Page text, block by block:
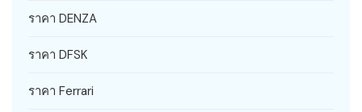
ราคา DENZA
ราคา DFSK
ราคา Ferrari